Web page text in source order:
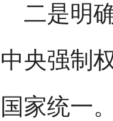
是明确
央强制
家统一